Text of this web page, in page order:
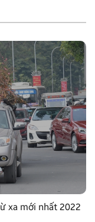
xa mới nhất 2022